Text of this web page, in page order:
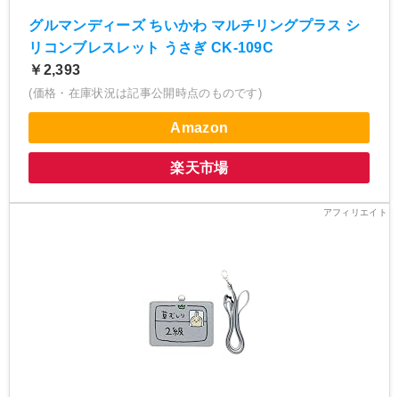
グルマンディーズ ちいかわ マルチリングプラス シ
リコンブレスレット うさぎ CK-109C
￥2,393
(価格・在庫状況は記事公開時点のものです)
Amazon
楽天市場